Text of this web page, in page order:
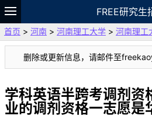
FREE研究生
题库
故事 专题 APP
VIP
资料
首页 > 河南 > 河南理工大学 > 河南理工
删除或更新信息，请邮件至
学科英语半跨考调剂资
业的调剂资格一志愿是